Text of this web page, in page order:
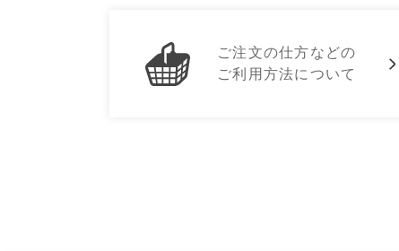
ご注文の仕方などの
ご利用方法について